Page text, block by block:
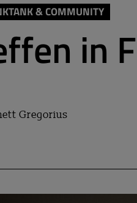
& COMMUNITY
in
Gregorius